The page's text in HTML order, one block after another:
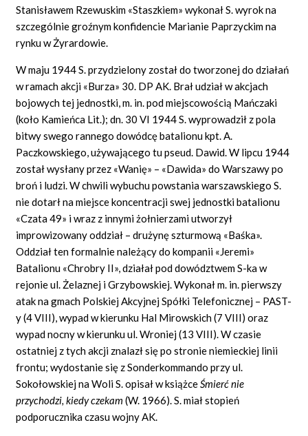
Stanisławem Rzewuskim «Staszkiem» wykonał S. wyrok na
szczególnie groźnym konfidencie Marianie Paprzyckim na
rynku w Żyrardowie.
W maju 1944 S. przydzielony został do tworzonej do działań
w ramach akcji «Burza» 30. DP AK. Brał udział w akcjach
bojowych tej jednostki, m. in. pod miejscowością Mańczaki
(koło Kamieńca Lit.); dn. 30 VI 1944 S. wyprowadził z pola
bitwy swego rannego dowódcę batalionu kpt. A.
Paczkowskiego, używającego tu pseud. Dawid. W lipcu 1944
został wysłany przez «Wanię» – «Dawida» do Warszawy po
broń i ludzi. W chwili wybuchu powstania warszawskiego S.
nie dotarł na miejsce koncentracji swej jednostki batalionu
«Czata 49» i wraz z innymi żołnierzami utworzył
improwizowany oddział – drużynę szturmową «Baśka».
Oddział ten formalnie należący do kompanii «Jeremi»
Batalionu «Chrobry II», działał pod dowództwem S-ka w
rejonie ul. Żelaznej i Grzybowskiej. Wykonał m. in. pierwszy
atak na gmach Polskiej Akcyjnej Spółki Telefonicznej – PAST-
y (4 VIII), wypad w kierunku Hal Mirowskich (7 VIII) oraz
wypad nocny w kierunku ul. Wroniej (13 VIII). W czasie
ostatniej z tych akcji znalazł się po stronie niemieckiej linii
frontu; wydostanie się z Sonderkommando przy ul.
Sokołowskiej na Woli S. opisał w książceŚmierć nie
przychodzi, kiedy czekam(W. 1966). S. miał stopień
podporucznika czasu wojny AK.